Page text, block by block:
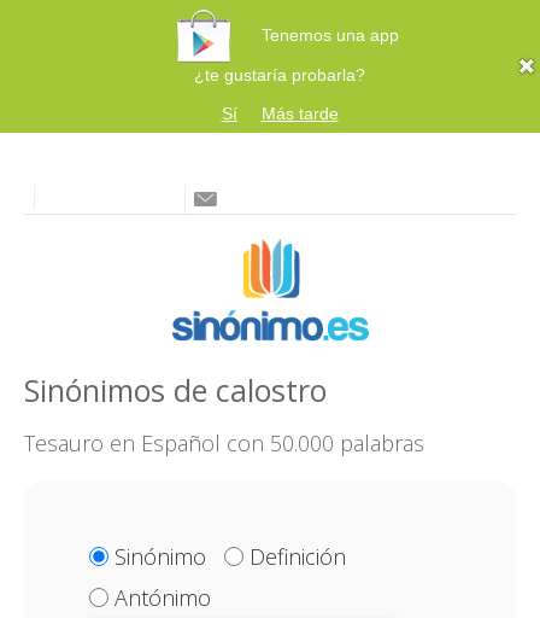
Tenemos una app
¿te gustaría probarla?
Sí
Más tarde
Sinónimos de calostro
Tesauro en Español con 50.000 palabras
Sinónimo
Definición
Antónimo